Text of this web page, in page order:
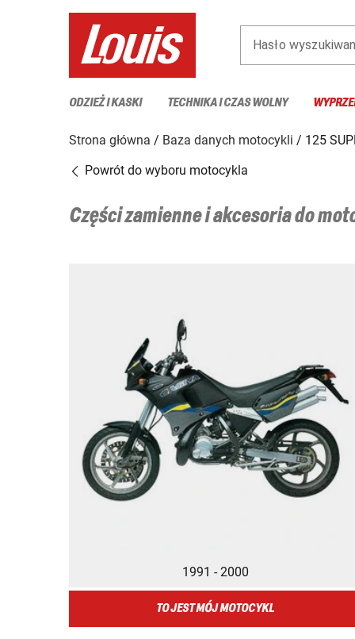
Hasło
ODZIEŻ I KASKI TECHNIKA I CZAS WOLNY
Strona główna Baza danych motocykli
125
Powrót do wyboru motocykla
Części zamienne i akcesoria do
1991 - 2000
TO JEST MÓJ MOTOCYKL